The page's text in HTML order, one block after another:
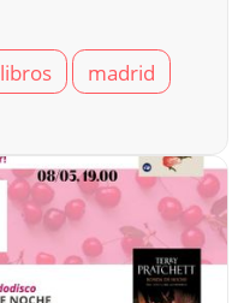
libros
madrid